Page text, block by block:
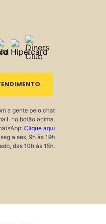
a gente pelo chat
no botão acima.
Clique aqui
a sex, 9h às 19h
das 10h às 15h.